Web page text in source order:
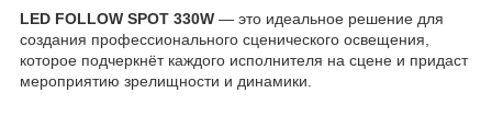
LED FOLLOW SPOT 330W — это идеальное решение для
создания профессионального сценического освещения,
которое подчеркнёт каждого исполнителя на сцене и придаст
мероприятию зрелищности и динамики.